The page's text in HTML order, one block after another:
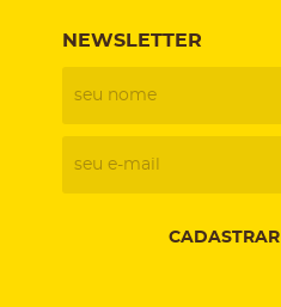
NEWSLETTER
CADASTRAR